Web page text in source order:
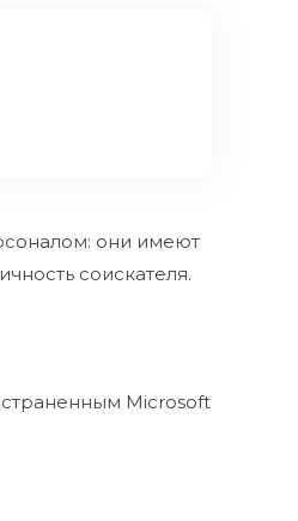
они имеют
соискателя.
Microsoft